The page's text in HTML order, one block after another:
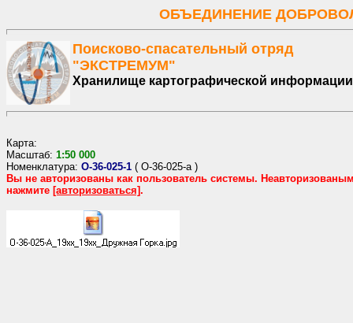
ОБЪЕДИНЕНИЕ
Поисково-спасательный отряд
"ЭКСТРЕМУМ"
Хранилище картографической информации
Карта:
Масштаб: 1:50 000
Номенклатура: O-36-025-1 ( O-36-025-а)
Вы не авторизованы как пользователь системы.
нажмите [авторизоваться].